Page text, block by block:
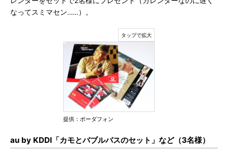
なってスミマセン……）。
提供：ボーダフォン
au by KDDI「カモとバブルバスのセット」など（3名様）